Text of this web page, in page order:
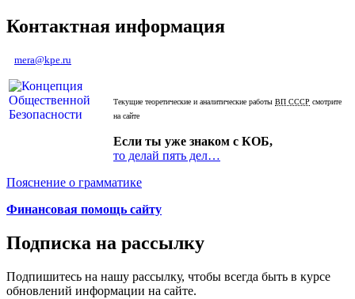
Контактная информация
mera@kpe.ru
Текущие теоретические и аналитические работы ВП СССР смотрите
на сайте
Если ты уже знаком с КОБ,
то делай пять дел…
Пояснение о грамматике
Финансовая помощь сайту
Подписка на рассылку
Подпишитесь на нашу рассылку, чтобы всегда быть в курсе
обновлений информации на сайте.